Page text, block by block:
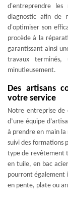
d'entreprendre les
diagnostic afin de
d'optimiser son
procède à la
garantissant ainsi
travaux
minutieusement.
Des artisans
votre service
Notre entreprise de
d’une équipe
à prendre en main
suivi des formations
type de revêtement
en tuile, en bac
pourront également
en pente, plate ou